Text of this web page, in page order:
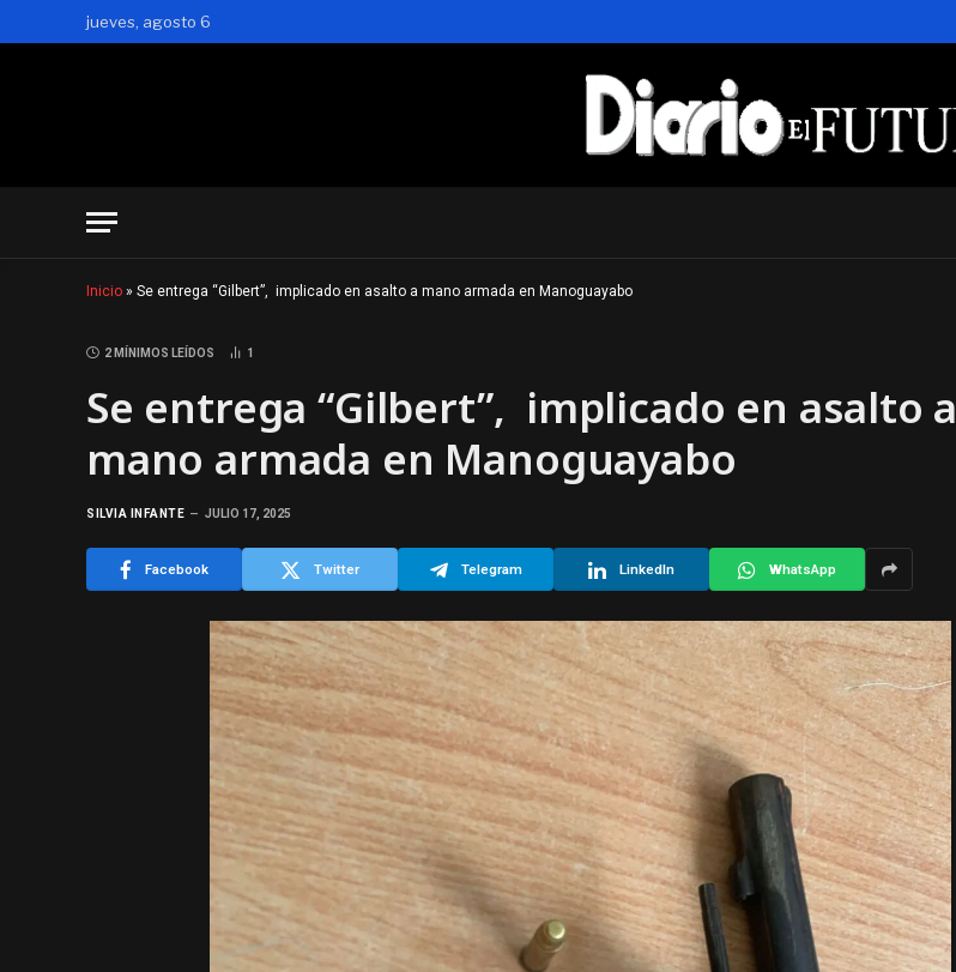
jueves, agosto 6
Inicio » Se entrega “Gilbert”, implicado en asalto a mano armada en Manoguayabo
2 MÍNIMOS LEÍDOS 1
Se entrega “Gilbert”, implicado en asalto a
mano armada en Manoguayabo
SILVIA INFANTE JULIO 17, 2025
Facebook Twitter Telegram LinkedIn WhatsApp